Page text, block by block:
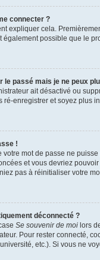
connecter ?
expliquer cela.
également possible que le
le passé mais je ne peux
ait désactivé ou
ré-enregistrer et soyez plus
!
votre mot de passe ne
et vous devriez
pas à réinitialiser votre
déconnecté ?
Se souvenir de moi lors
Pour rester connecté,
etc.). Si vous ne